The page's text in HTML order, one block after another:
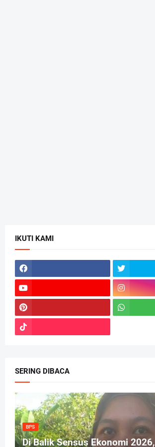
IKUTI KAMI
SERING DIBACA
BPS
Di Balik Sensus Ekonomi 2026,